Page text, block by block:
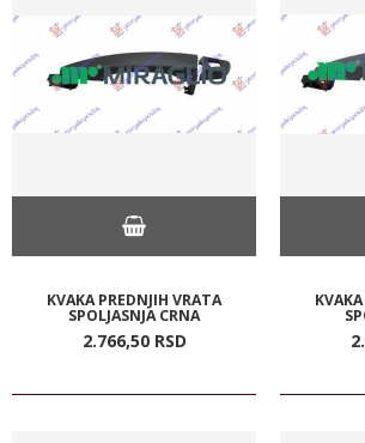
KVAKA PREDNJIH VRATA
SPOLJASNJA CRNA
2.766,50 RSD